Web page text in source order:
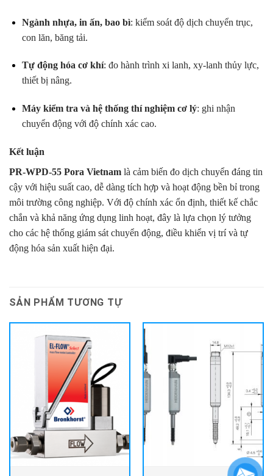
Ngành nhựa, in ấn, bao bì: kiểm soát độ dịch chuyển trục,
con lăn, băng tải.
Tự động hóa cơ khí: đo hành trình xi lanh, xy-lanh thủy lực,
thiết bị nâng.
Máy kiểm tra và hệ thống thí nghiệm cơ lý: ghi nhận
chuyển động với độ chính xác cao.
Kết luận
PR-WPD-55 Pora Vietnam là cảm biến đo dịch chuyển đáng tin
cậy với hiệu suất cao, dễ dàng tích hợp và hoạt động bền bỉ trong
môi trường công nghiệp. Với độ chính xác ổn định, thiết kế chắc
chắn và khả năng ứng dụng linh hoạt, đây là lựa chọn lý tưởng
cho các hệ thống giám sát chuyển động, điều khiển vị trí và tự
động hóa sản xuất hiện đại.
SẢN PHẨM TƯƠNG TỰ